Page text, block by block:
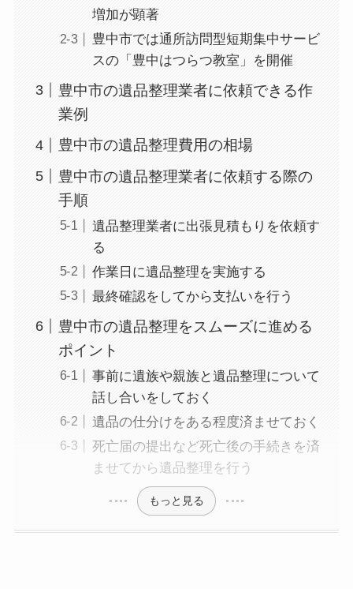
増加が顕著
豊中市では通所訪問型短期集中サービ
スの「豊中はつらつ教室」を開催
豊中市の遺品整理業者に依頼できる作
業例
豊中市の遺品整理費用の相場
豊中市の遺品整理業者に依頼する際の
手順
遺品整理業者に出張見積もりを依頼す
る
作業日に遺品整理を実施する
最終確認をしてから支払いを行う
豊中市の遺品整理をスムーズに進める
ポイント
事前に遺族や親族と遺品整理について
話し合いをしておく
遺品の仕分けをある程度済ませておく
死亡届の提出など死亡後の手続きを済
ませてから遺品整理を行う
もっと見る